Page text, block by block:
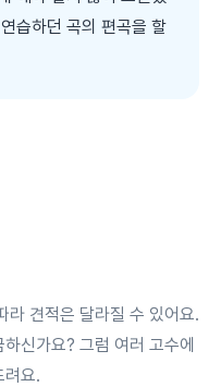
습하던 곡의 편곡을 할
라 견적은 달라질 수 있어요.
신가요? 그럼 여러 고수에
려요.